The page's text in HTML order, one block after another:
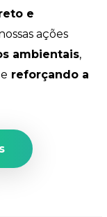
e
ações
ambientais,
e reforçando a